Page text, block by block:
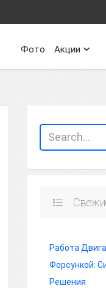
Акции
Фото
Работа
Форсункой:
Решения